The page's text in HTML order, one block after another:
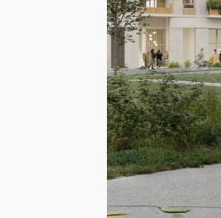
DES BUREAUX PASTEUR
les bureaux du 90 Bd Pasteur à
le signe de la fidél...[...]